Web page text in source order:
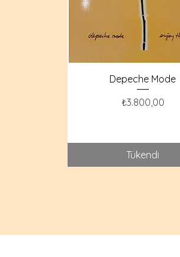
Depeche Mode
Fiyat
₺3.800,00
Tükendi